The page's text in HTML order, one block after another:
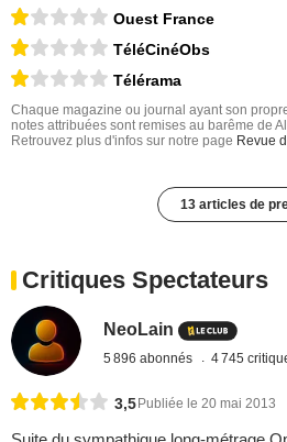
Ouest France
TéléCinéObs
Télérama
Chaque magazine ou journal ayant son
notes attribuées sont remises au barême de
Retrouvez plus d'infos sur notre page Revue
13 articles de
Critiques Spectateurs
NeoLain
5 896 abonnés 4 745
3,5 Publiée le 20 mai 2013